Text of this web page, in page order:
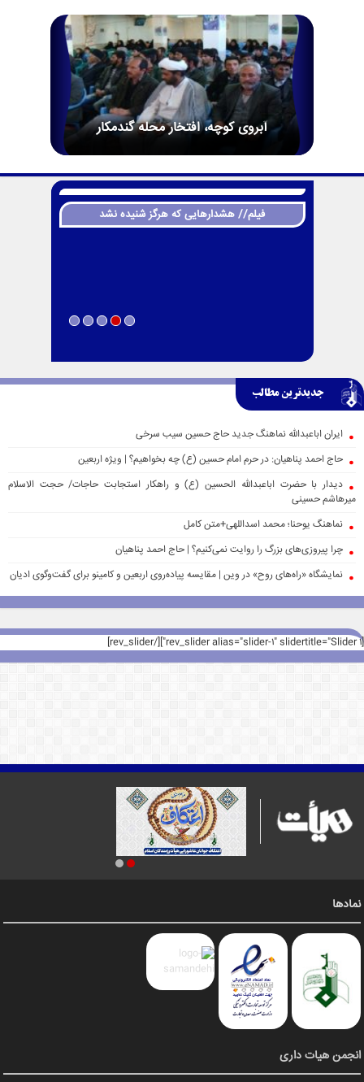
آبروی کوچه، افتخار محله گندمکار
فیلم// هشدارهایی که هرگز شنیده نشد
جدیدترین مطالب
ایران اباعبدالله نماهنگ جدید حاج حسین سیب سرخی
حاج احمد پناهیان: در حرم امام حسین (ع) چه بخواهیم؟ | ویژه اربعین
دیدار با حضرت اباعبدالله الحسین (ع) و راهکار استجابت حاجات/ حجت الاسلام
میرهاشم حسینی
نماهنگ یوحنا؛ محمد اسداللهی+متن کامل
چرا پیروزی‌های بزرگ را روایت نمی‌کنیم؟ | حاج احمد پناهیان
نمایشگاه «راه‌های روح» در وین | مقایسه پیاده‌روی اربعین و کامینو برای گفت‌وگوی ادیان
[rev_slider alias="slider-1" slidertitle="Slider 1"][/rev_slider]
نمادها
انجمن هیات داری